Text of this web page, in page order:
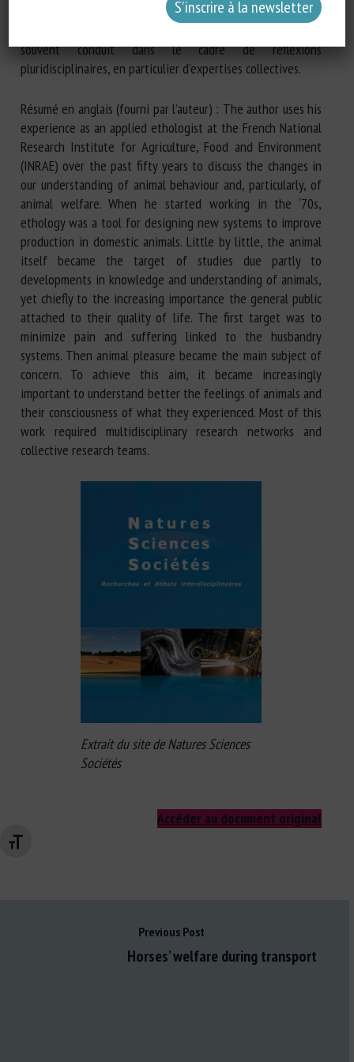
Changer la taille de la police
comprendre le ressenti des animaux et la conscience qu’ils
souvent conduit dans le cadre de réflexions
pluridisciplinaires, en particulier d’expertises collectives.
Résumé en anglais (fourni par l’auteur) : The author uses his
experience as an applied ethologist at the French National
Research Institute for Agriculture, Food and Environment
(INRAE) over the past fifty years to discuss the changes in
our understanding of animal behaviour and, particularly, of
animal welfare. When he started working in the ‘70s,
ethology was a tool for designing new systems to improve
production in domestic animals. Little by little, the animal
itself became the target of studies due partly to
developments in knowledge and understanding of animals,
yet chiefly to the increasing importance the general public
attached to their quality of life. The first target was to
minimize pain and suffering linked to the husbandry
systems. Then animal pleasure became the main subject of
concern. To achieve this aim, it became increasingly
important to understand better the feelings of animals and
their consciousness of what they experienced. Most of this
work required multidisciplinary research networks and
collective research teams.
Extrait du site de Natures Sciences
Sociétés
Accéder au document original
Previous Post
Horses’ welfare during transport